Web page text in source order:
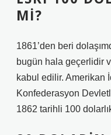
MI?
1861’den beri
bugün hala geçerlidir
kabul edilir. Amerikan
Konfederasyon
1862 tarihli 100